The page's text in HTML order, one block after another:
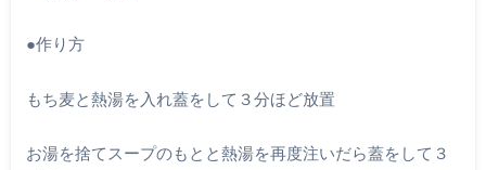
●作り方
もち麦と熱湯を入れ蓋をして３分ほど放置
お湯を捨てスープのもとと熱湯を再度注いだら蓋をして３